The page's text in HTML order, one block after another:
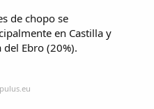
de chopo se
en Castilla y
del Ebro (20%).